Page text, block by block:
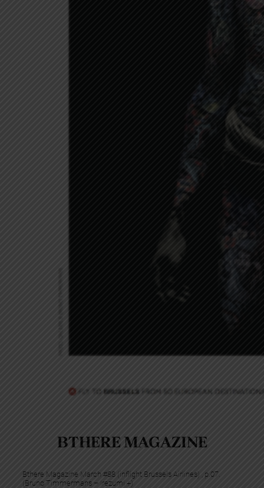
BTHERE MAGAZINE
Bthere Magazine March #88 (inflight Brussels Airlines) , p.07.
(Bruno Timmermans – Irezumi +)